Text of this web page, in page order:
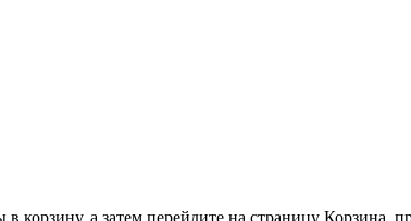
корзину, а затем перейдите на страницу Корзина,